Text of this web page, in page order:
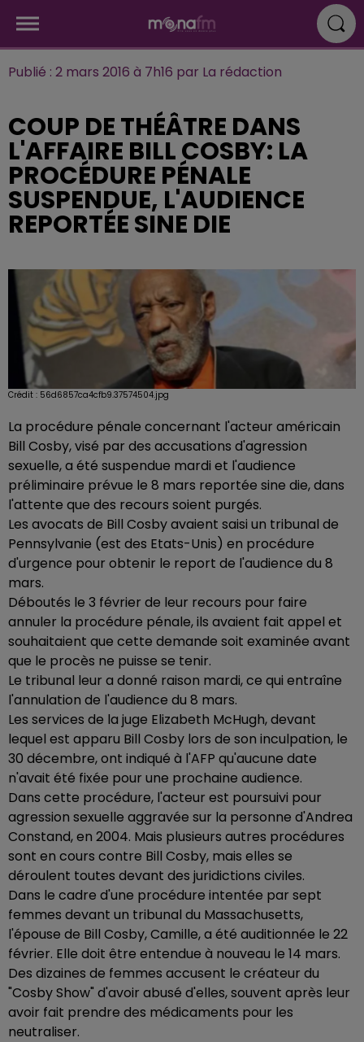
Publié : 2 mars 2016 à 7h16 par La rédaction
COUP DE THÉÂTRE DANS
L'AFFAIRE BILL COSBY: LA
PROCÉDURE PÉNALE
SUSPENDUE, L'AUDIENCE
REPORTÉE SINE DIE
Crédit : 56d6857ca4cfb9.37574504.jpg
La procédure pénale concernant l'acteur américain
Bill Cosby, visé par des accusations d'agression
sexuelle, a été suspendue mardi et l'audience
préliminaire prévue le 8 mars reportée sine die, dans
l'attente que des recours soient purgés.
Les avocats de Bill Cosby avaient saisi un tribunal de
Pennsylvanie (est des Etats-Unis) en procédure
d'urgence pour obtenir le report de l'audience du 8
mars.
Déboutés le 3 février de leur recours pour faire
annuler la procédure pénale, ils avaient fait appel et
souhaitaient que cette demande soit examinée avant
que le procès ne puisse se tenir.
Le tribunal leur a donné raison mardi, ce qui entraîne
l'annulation de l'audience du 8 mars.
Les services de la juge Elizabeth McHugh, devant
lequel est apparu Bill Cosby lors de son inculpation, le
30 décembre, ont indiqué à l'AFP qu'aucune date
n'avait été fixée pour une prochaine audience.
Dans cette procédure, l'acteur est poursuivi pour
agression sexuelle aggravée sur la personne d'Andrea
Constand, en 2004. Mais plusieurs autres procédures
sont en cours contre Bill Cosby, mais elles se
déroulent toutes devant des juridictions civiles.
Dans le cadre d'une procédure intentée par sept
femmes devant un tribunal du Massachusetts,
l'épouse de Bill Cosby, Camille, a été auditionnée le 22
février. Elle doit être entendue à nouveau le 14 mars.
Des dizaines de femmes accusent le créateur du
"Cosby Show" d'avoir abusé d'elles, souvent après leur
avoir fait prendre des médicaments pour les
neutraliser.